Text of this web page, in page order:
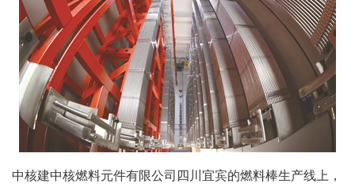
中核建中核燃料元件有限公司四川宜宾的燃料棒生产线上，